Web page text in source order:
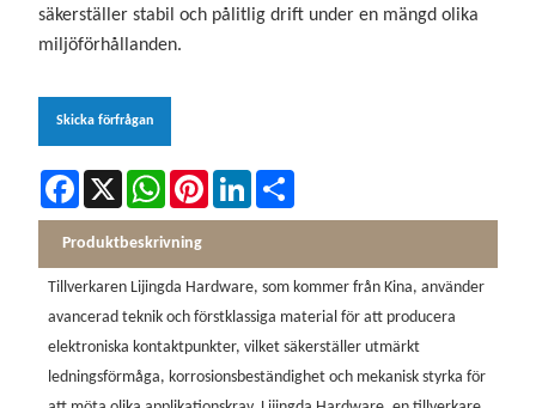
säkerställer stabil och pålitlig drift under en mängd olika
miljöförhållanden.
Skicka förfrågan
Facebook
X WhatsAppPinterestLinkedIn
Produktbeskrivning
Tillverkaren Lijingda Hardware, som kommer från Kina, använder
avancerad teknik och förstklassiga material för att producera
elektroniska kontaktpunkter, vilket säkerställer utmärkt
ledningsförmåga, korrosionsbeständighet och mekanisk styrka för